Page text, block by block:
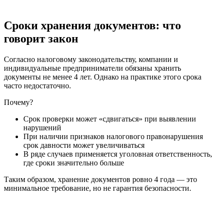
Сроки хранения документов: что
говорит закон
Согласно налоговому законодательству, компании и
индивидуальные предприниматели обязаны хранить
документы не менее 4 лет. Однако на практике этого срока
часто недостаточно.
Почему?
Срок проверки может «сдвигаться» при выявлении
нарушений
При наличии признаков налогового правонарушения
срок давности может увеличиваться
В ряде случаев применяется уголовная ответственность,
где сроки значительно больше
Таким образом, хранение документов ровно 4 года — это
минимальное требование, но не гарантия безопасности.